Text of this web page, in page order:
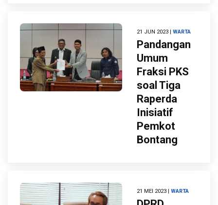
21 JUN 2023 | WARTA
Pandangan
Umum
Fraksi PKS
soal Tiga
Raperda
Inisiatif
Pemkot
Bontang
21 MEI 2023 | WARTA